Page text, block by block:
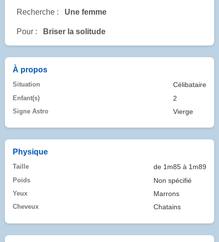
Recherche : Une femme
Pour : Briser la solitude
À propos
Situation Célibataire
Enfant(s) 2
Signe Astro Vierge
Physique
Taille de 1m85 à 1m89
Poids Non spécifié
Yeux Marrons
Cheveux Chatains